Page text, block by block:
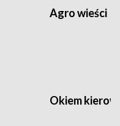
Agro wieści
Okiem